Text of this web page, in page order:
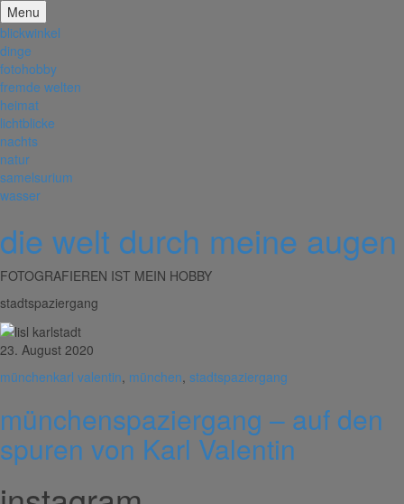
Menu
blickwinkel
dinge
fotohobby
fremde welten
heimat
lichtblicke
nachts
natur
samelsurium
wasser
die welt durch meine augen
FOTOGRAFIEREN IST MEIN HOBBY
stadtspaziergang
23. August 2020
münchenkarl valentin, münchen, stadtspaziergang
münchenspaziergang – auf den
spuren von Karl Valentin